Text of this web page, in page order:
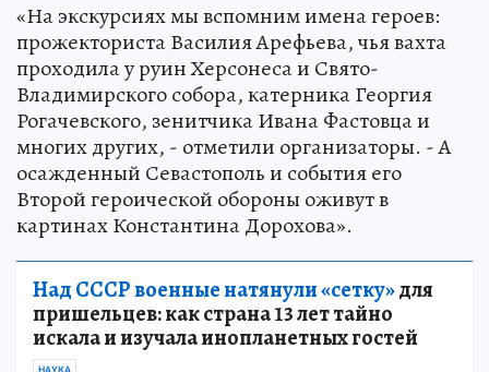
«На экскурсиях мы вспомним имена героев:
прожекториста Василия Арефьева, чья вахта
проходила у руин Херсонеса и Свято-
Владимирского собора, катерника Георгия
Рогачевского, зенитчика Ивана Фастовца и
многих других, - отметили организаторы. - А
осажденный Севастополь и события его
Второй героической обороны оживут в
картинах Константина Дорохова».
Над СССР военные натянули «сетку»для
пришельцев: как страна 13 лет тайно
искала и изучала инопланетных гостей